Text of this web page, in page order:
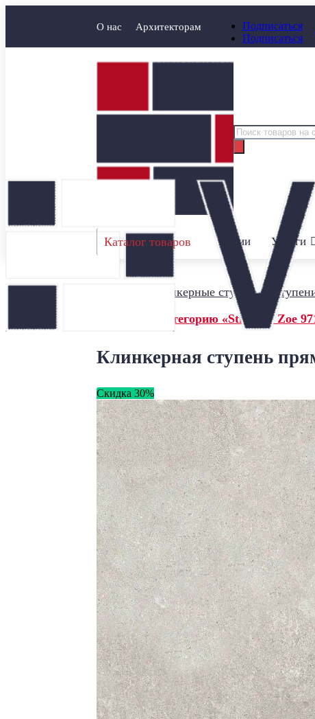
О нас Архитекторам
Подписаться
Подписаться
Поиск
товаров
Каталог товаров Акции Услуги
Клинкерные ступени/
← Назад в категорию «Stroeher Zoe
Клинкерная ступень
Скидка 30%